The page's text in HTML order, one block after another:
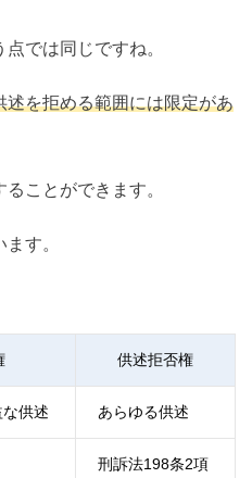
では同じですね。
述を拒める範囲には限定があ
ことができます。
す。
供述拒否権
供述 あらゆる供述
刑訴法198条2項